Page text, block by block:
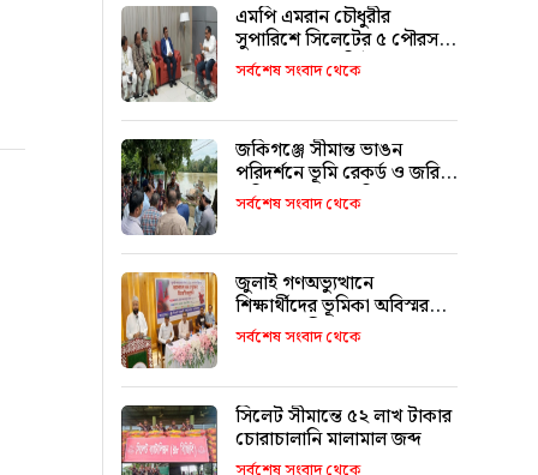
এমপি এমরান চৌধুরীর
সুপারিশে সিলেটের ৫ পৌরসভা
পাচ্ছে ৫ শ কোটি টাকা
সর্বশেষ সংবাদ থেকে
জকিগঞ্জে সীমান্ত ভাঙন
পরিদর্শনে ভূমি রেকর্ড ও জরিপ
অধিদপ্তরের মহাপরিচালক
সর্বশেষ সংবাদ থেকে
জুলাই গণঅভ্যুত্থানে
শিক্ষার্থীদের ভূমিকা অবিস্মরণীয়
: এম এ মালিক
সর্বশেষ সংবাদ থেকে
সিলেট সীমান্তে ৫২ লাখ টাকার
চোরাচালানি মালামাল জব্দ